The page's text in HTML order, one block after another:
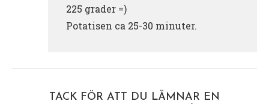
225 grader =)
Potatisen ca 25-30 minuter.
TACK FÖR ATT DU LÄMNAR EN